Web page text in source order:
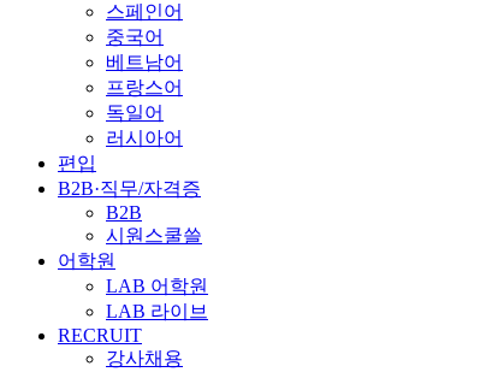
스페인어
중국어
베트남어
프랑스어
독일어
러시아어
편입
B2B·직무/자격증
B2B
시원스쿨쓸
어학원
LAB 어학원
LAB 라이브
RECRUIT
강사채용